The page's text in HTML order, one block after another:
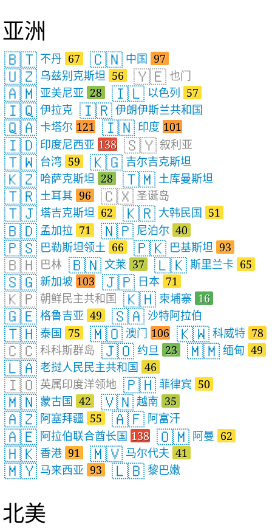
亚洲
🇧🇹 不丹 67 🇨🇳 中国 97
🇺🇿 乌兹别克斯坦 56 🇾🇪 也门
🇦🇲 亚美尼亚 28 🇮🇱 以色列 57
🇮🇶 伊拉克 🇮🇷 伊朗伊斯兰共和国
🇶🇦 卡塔尔 121 🇮🇳 印度 101
🇮🇩 印度尼西亚 138 🇸🇾 叙利亚
🇹🇼 台湾 59 🇰🇬 吉尔吉克斯坦
🇰🇿 哈萨克斯坦 28 🇹🇲 土库曼斯坦
🇹🇷 土耳其 96 🇨🇽 圣诞岛
🇹🇯 塔吉克斯坦 62 🇰🇷 大韩民国 51
🇧🇩 孟加拉 71 🇳🇵 尼泊尔 40
🇵🇸 巴勒斯坦领土 66 🇵🇰 巴基斯坦 93
🇧🇭 巴林 🇧🇳 文莱 37 🇱🇰 斯里兰卡 65
🇸🇬 新加坡 103 🇯🇵 日本 71
🇰🇵 朝鲜民主共和国 🇰🇭 柬埔寨 16
🇬🇪 格鲁吉亚 49 🇸🇦 沙特阿拉伯
🇹🇭 泰国 75 🇲🇴 澳门 106 🇰🇼 科威特 78
🇨🇨 科科斯群岛 🇯🇴 约旦 23 🇲🇲 缅甸 49
🇱🇦 老挝人民民主共和国 46
🇮🇴 英属印度洋领地 🇵🇭 菲律宾 50
🇲🇳 蒙古国 42 🇻🇳 越南 35
🇦🇿 阿塞拜疆 55 🇦🇫 阿富汗
🇦🇪 阿拉伯联合酋长国 138 🇴🇲 阿曼 62
🇭🇰 香港 91 🇲🇻 马尔代夫 41
🇲🇾 马来西亚 93 🇱🇧 黎巴嫩
北美